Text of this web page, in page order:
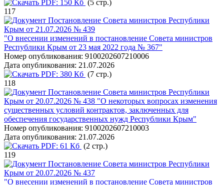
PDF: 150 Кб (5 стр.)
117
Постановление Совета министров Республики
Крым от 21.07.2026 № 439
"О внесении изменений в постановление Совета министров
Республики Крым от 23 мая 2022 года № 367"
Номер опубликования: 9100202607210006
Дата опубликования: 21.07.2026
PDF: 380 Кб (7 стр.)
118
Постановление Совета министров Республики
Крым от 20.07.2026 № 438 "О некоторых вопросах изменения
существенных условий контрактов, заключенных для
обеспечения государственных нужд Республики Крым"
Номер опубликования: 9100202607210003
Дата опубликования: 21.07.2026
PDF: 61 Кб (2 стр.)
119
Постановление Совета министров Республики
Крым от 20.07.2026 № 437
"О внесении изменений в постановление Совета министров